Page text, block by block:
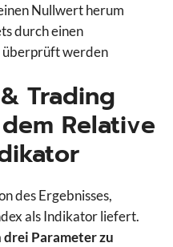
Nullwert herum
durch einen
überprüft werden
Trading
Relative
des Ergebnisses,
als Indikator liefert.
Parameter zu